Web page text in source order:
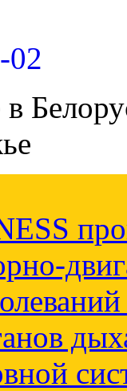
02